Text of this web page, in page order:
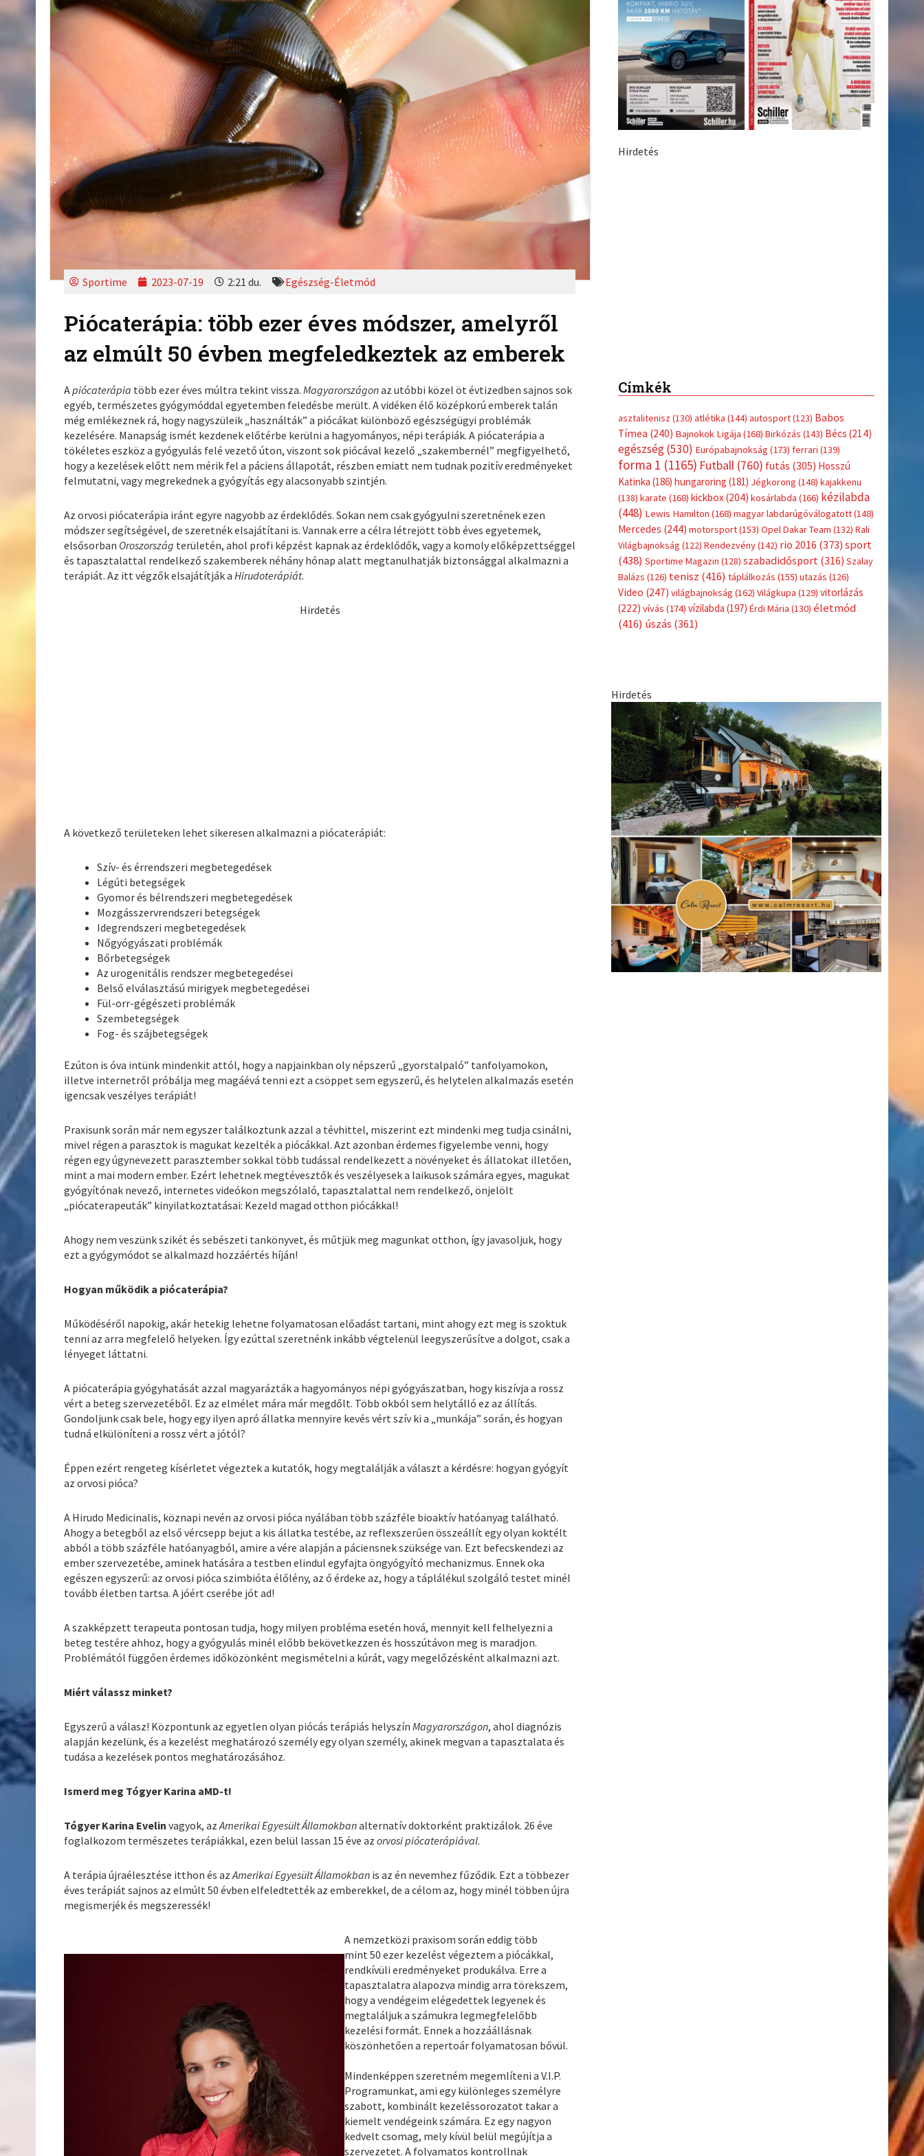
Sportime 2023-07-19 2:21 du. Egészség-Életmód
Piócaterápia: több ezer éves módszer, amelyről
az elmúlt 50 évben megfeledkeztek az emberek
Apiócaterápia több ezer éves múltra tekint vissza.Magyarországonaz utóbbi közel öt évtizedben sajnos sok
egyéb, természetes gyógymóddal egyetemben feledésbe merült. A vidéken élő középkorú emberek talán
még emlékeznek rá, hogy nagyszüleik „használták” a piócákat különböző egészségügyi problémák
kezelésére. Manapság ismét kezdenek előtérbe kerülni a hagyományos, népi terápiák. A piócaterápia a
tökéletes eszköz a gyógyulás felé vezető úton, viszont sok piócával kezelő „szakembernél” megfigyelhető,
hogy a kezelések előtt nem mérik fel a páciens állapotát, részben emiatt nem tudnak pozitív eredményeket
felmutatni, vagy megrekednek a gyógyítás egy alacsonyabb szintjén.
Az orvosi piócaterápia iránt egyre nagyobb az érdeklődés. Sokan nem csak gyógyulni szeretnének ezen
módszer segítségével, de szeretnék elsajátítani is. Vannak erre a célra létrejött több éves egyetemek,
elsősorban Oroszország területén, ahol profi képzést kapnak az érdeklődők, vagy a komoly előképzettséggel
és tapasztalattal rendelkező szakemberek néhány hónap alatt megtanulhatják biztonsággal alkalmazni a
terápiát. Az itt végzők elsajátítják aHirudoterápiát.
Hirdetés
A következő területeken lehet sikeresen alkalmazni a piócaterápiát:
Szív- és érrendszeri megbetegedések
Légúti betegségek
Gyomor és bélrendszeri megbetegedések
Mozgásszervrendszeri betegségek
Idegrendszeri megbetegedések
Nőgyógyászati problémák
Bőrbetegségek
Az urogenitális rendszer megbetegedései
Belső elválasztású mirigyek megbetegedései
Fül-orr-gégészeti problémák
Szembetegségek
Fog- és szájbetegségek
Ezúton is óva intünk mindenkit attól, hogy a napjainkban oly népszerű „gyorstalpaló” tanfolyamokon,
illetve internetről próbálja meg magáévá tenni ezt a csöppet sem egyszerű, és helytelen alkalmazás esetén
igencsak veszélyes terápiát!
Praxisunk során már nem egyszer találkoztunk azzal a tévhittel, miszerint ezt mindenki meg tudja csinálni,
mivel régen a parasztok is magukat kezelték a piócákkal. Azt azonban érdemes figyelembe venni, hogy
régen egy úgynevezett parasztember sokkal több tudással rendelkezett a növényeket és állatokat illetően,
mint a mai modern ember. Ezért lehetnek megtévesztők és veszélyesek a laikusok számára egyes, magukat
gyógyítónak nevező, internetes videókon megszólaló, tapasztalattal nem rendelkező, önjelölt
„piócaterapeuták” kinyilatkoztatásai: Kezeld magad otthon piócákkal!
Ahogy nem veszünk szikét és sebészeti tankönyvet, és műtjük meg magunkat otthon, így javasoljuk, hogy
ezt a gyógymódot se alkalmazd hozzáértés híján!
Hogyan működik a piócaterápia?
Működéséről napokig, akár hetekig lehetne folyamatosan előadást tartani, mint ahogy ezt meg is szoktuk
tenni az arra megfelelő helyeken. Így ezúttal szeretnénk inkább végtelenül leegyszerűsítve a dolgot, csak a
lényeget láttatni.
A piócaterápia gyógyhatását azzal magyarázták a hagyományos népi gyógyászatban, hogy kiszívja a rossz
vért a beteg szervezetéből. Ez az elmélet mára már megdőlt. Több okból sem helytálló ez az állítás.
Gondoljunk csak bele, hogy egy ilyen apró állatka mennyire kevés vért szív ki a „munkája” során, és hogyan
tudná elkülöníteni a rossz vért a jótól?
Éppen ezért rengeteg kísérletet végeztek a kutatók, hogy megtalálják a választ a kérdésre: hogyan gyógyít
az orvosi pióca?
A Hirudo Medicinalis, köznapi nevén az orvosi pióca nyálában több százféle bioaktív hatóanyag található.
Ahogy a betegből az első vércsepp bejut a kis állatka testébe, az reflexszerűen összeállít egy olyan koktélt
abból a több százféle hatóanyagból, amire a vére alapján a páciensnek szüksége van. Ezt befecskendezi az
ember szervezetébe, aminek hatására a testben elindul egyfajta öngyógyító mechanizmus. Ennek oka
egészen egyszerű: az orvosi pióca szimbióta élőlény, az ő érdeke az, hogy a táplálékul szolgáló testet minél
tovább életben tartsa. A jóért cserébe jót ad!
A szakképzett terapeuta pontosan tudja, hogy milyen probléma esetén hová, mennyit kell felhelyezni a
beteg testére ahhoz, hogy a gyógyulás minél előbb bekövetkezzen és hosszútávon meg is maradjon.
Problémától függően érdemes időközönként megismételni a kúrát, vagy megelőzésként alkalmazni azt.
Miért válassz minket?
Egyszerű a válasz! Központunk az egyetlen olyan piócás terápiás helyszínMagyarországon, ahol diagnózis
alapján kezelünk, és a kezelést meghatározó személy egy olyan személy, akinek megvan a tapasztalata és
tudása a kezelések pontos meghatározásához.
Ismerd meg Tógyer Karina aMD-t!
Tógyer Karina Evelin vagyok, azAmerikai Egyesült Államokbanalternatív doktorként praktizálok. 26 éve
foglalkozom természetes terápiákkal, ezen belül lassan 15 éve azorvosi piócaterápiával.
A terápia újraélesztése itthon és azAmerikai Egyesült Államokban is az én nevemhez fűződik. Ezt a többezer
éves terápiát sajnos az elmúlt 50 évben elfeledtették az emberekkel, de a célom az, hogy minél többen újra
megismerjék és megszeressék!
A nemzetközi praxisom során eddig több
mint 50 ezer kezelést végeztem a piócákkal,
rendkívüli eredményeket produkálva. Erre a
tapasztalatra alapozva mindig arra törekszem,
hogy a vendégeim elégedettek legyenek és
megtaláljuk a számukra legmegfelelőbb
kezelési formát. Ennek a hozzáállásnak
köszönhetően a repertoár folyamatosan bővül.
Mindenképpen szeretném megemlíteni a V.I.P.
Programunkat, ami egy különleges személyre
szabott, kombinált kezeléssorozatot takar a
kiemelt vendégeink számára. Ez egy nagyon
kedvelt csomag, mely kívül belül megújítja a
szervezetet. A folyamatos kontrollnak
Hirdetés
Címkék
asztalitenisz(130)atlétika (144)autosport
Tímea(240)Bajnokok Ligája(168) Birkózás(143) Bécs(214)
egészség (530) Európabajnokság(173)ferrari(139)
forma 1 (1165)Futball(760)futás(305)
Hosszú
Katinka(186)hungaroring(181)Jégkorong(148)kajakkenu
(138)karate(168)kickbox(204)kosárlabda(166)kézilabda
(448)Lewis Hamilton(168)magyar labdarúgóválogatott(148)
Mercedes(244)motorsport (153)Opel Dakar Team(132)Rali
Világbajnokság(122)Rendezvény(142)rio 2016(373)sport
(438)
Sportime Magazin(128)szabadidősport(316)Szalay
Balázs(126)tenisz(416)táplálkozás(155)utazás(126)
Video(247)világbajnokság (162)Világkupa(129)vitorlázás
(222)vívás(174)vízilabda(197)Érdi Mária(130)életmód
(416)úszás(361)